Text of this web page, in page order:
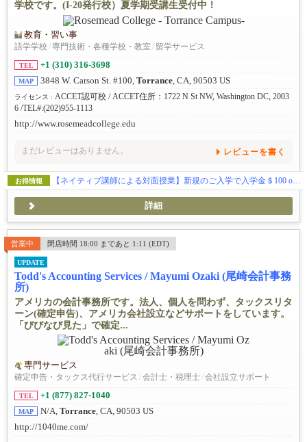
学校です。(I-20発行校）夏学期受講生受付中！
教育・習い事
語学学校 /専門技術・各種学校・教室 / 留学サービス
TEL +1 (310) 316-3698
MAP 3848 W. Carson St. #100, Torrance, CA, 90503 US
ライセンス : ACCET認可校 / ACCET住所：1722 N St NW, Washington DC, 2003
6 /TEL#:(202)955-1113
http://www.rosemeadcollege.edu
まだレビューはありません。 レビューを書く
お得情報 【ネイティブ講師による対面授業】新規のご入学で入学金＄100 off & 授業料割引きキャンペーン中！
詳細
営業中 閉店時間 18:00 まであと 1:11 (EDT)
UPDATE
Todd's Accounting Services / Mayumi Ozaki (尾崎会計事務
所)
アメリカの会計事務所です。法人、個人を問わず、タックスリタ
ーン(確定申告)、アメリカ会社設立などサポートをしています。
「びびなび見た」で確定...
専門サービス
確定申告・タックス代行サービス /会計士・税理士/会社設立サポート
TEL +1 (877) 827-1040
MAP N/A, Torrance, CA, 90503 US
http://1040me.com/